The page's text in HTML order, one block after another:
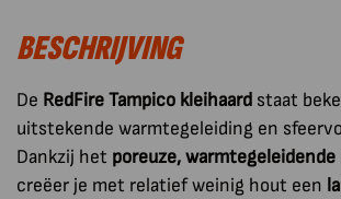
BESCHRIJVING
De RedFire Tampico kleihaard staat
uitstekende warmtegeleiding en
Dankzij het poreuze,
creëer je met relatief weinig hout een